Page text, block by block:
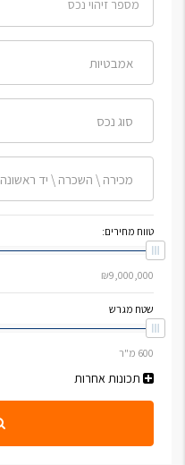
אמבטיות
סוג נכס
מכירה \ השכרה \ יד ראשונה
טווח מחירים:
שטח מגרש
תכונות אחרות